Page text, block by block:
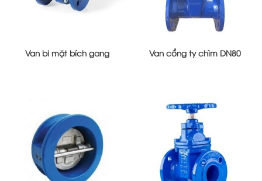
Van bi mặt bích gang Van cổng ty chìm DN80